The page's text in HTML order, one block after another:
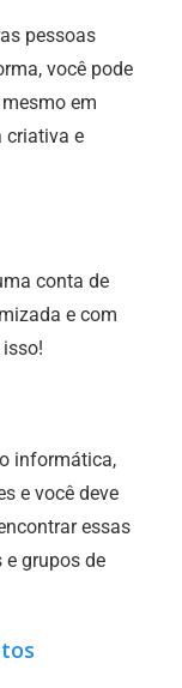
pessoas
você pode
em
criativa e
conta de
e com
informática,
e você deve
essas
e grupos de